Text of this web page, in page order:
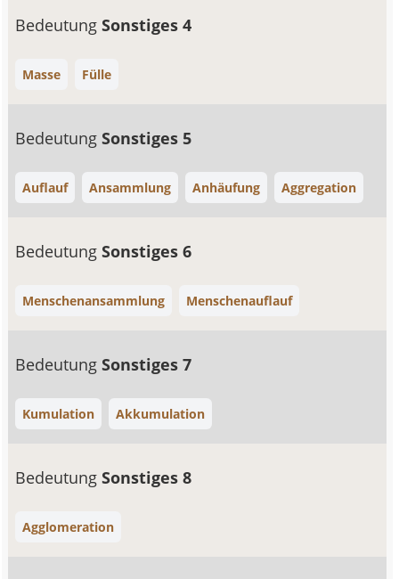
BedeutungSonstiges 4
Masse Fülle
BedeutungSonstiges 5
Auflauf Ansammlung Anhäufung Aggregation
BedeutungSonstiges 6
Menschenansammlung Menschenauflauf
BedeutungSonstiges 7
Kumulation Akkumulation
BedeutungSonstiges 8
Agglomeration